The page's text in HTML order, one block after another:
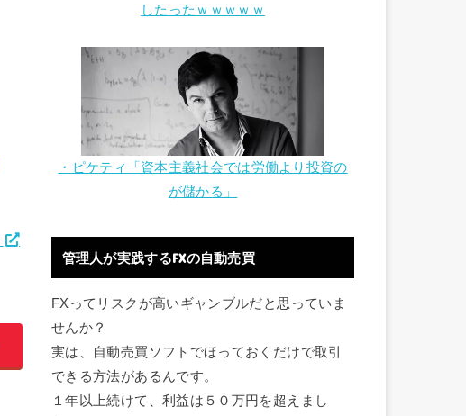
したったｗｗｗｗｗ
・ピケティ「資本主義社会では労働より投資の
が儲かる」
管理人が実践するFXの自動売買
FXってリスクが高いギャンブルだと思っていま
せんか？
実は、自動売買ソフトでほっておくだけで取引
できる方法があるんです。
１年以上続けて、利益は５０万円を超えまし